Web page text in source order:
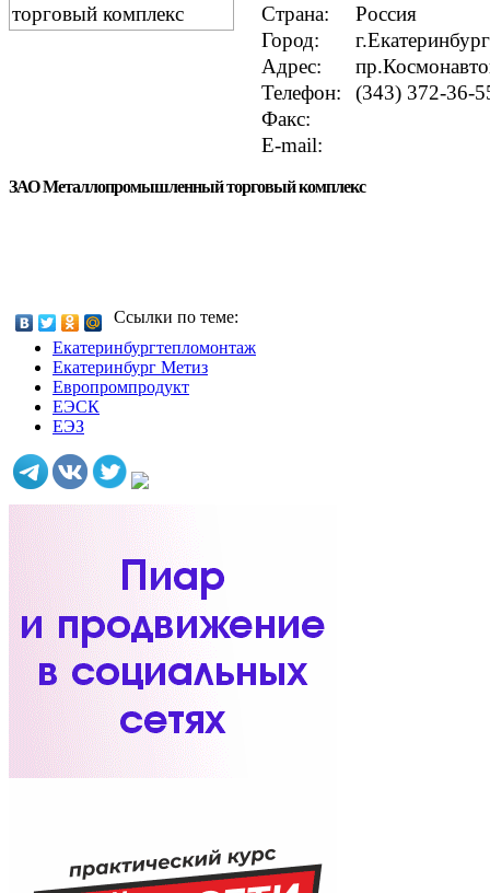
Страна:
Россия
Город:
г.Екатеринбург
Адрес:
Телефон:
(343) 372-36-
Факс:
E-mail:
ЗАО Металлопромышленный торговый комплекс
Ссылки по теме:
Екатеринбургтепломонтаж
Екатеринбург Метиз
Европромпродукт
ЕЭСК
ЕЭЗ